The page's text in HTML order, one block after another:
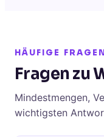
HÄUFIGE
Fragen zu
Mindestmengen,
wichtigsten